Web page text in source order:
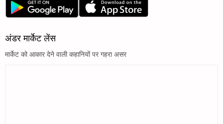
अंडर मार्केट लेंस
मार्केट को आकार देने वाली कहानियों पर गहरा असर